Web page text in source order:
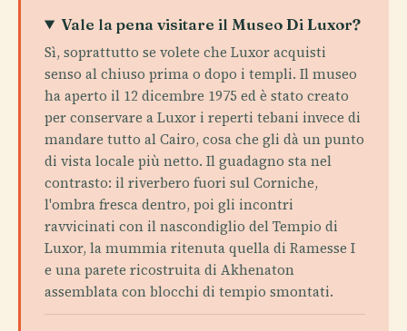
Vale la pena visitare il Museo Di Luxor?
Sì, soprattutto se volete che Luxor acquisti
senso al chiuso prima o dopo i templi. Il museo
ha aperto il 12 dicembre 1975 ed è stato creato
per conservare a Luxor i reperti tebani invece di
mandare tutto al Cairo, cosa che gli dà un punto
di vista locale più netto. Il guadagno sta nel
contrasto: il riverbero fuori sul Corniche,
l'ombra fresca dentro, poi gli incontri
ravvicinati con il nascondiglio del Tempio di
Luxor, la mummia ritenuta quella di Ramesse I
e una parete ricostruita di Akhenaton
assemblata con blocchi di tempio smontati.